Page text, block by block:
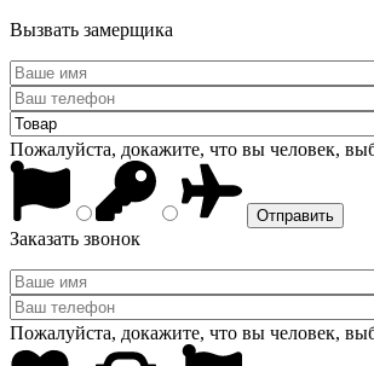
Вызвать замерщика
Пожалуйста, докажите, что вы человек,
Заказать звонок
Пожалуйста, докажите, что вы человек,